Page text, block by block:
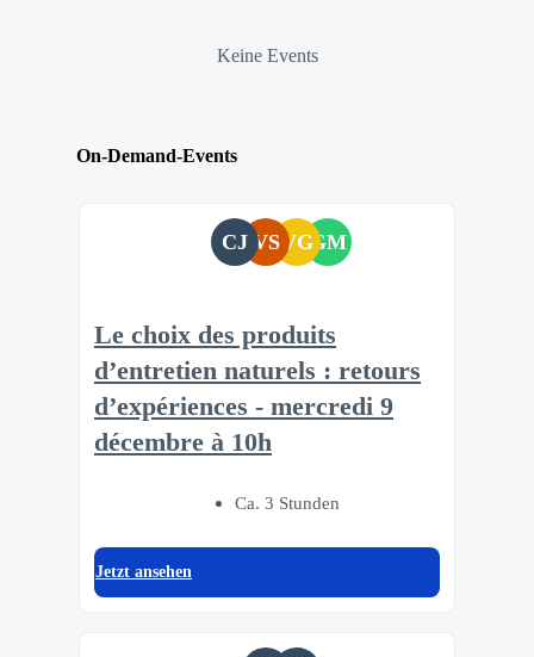
Keine Events
On-Demand-Events
CJ VS VGGM
Le choix des produits
d’entretien naturels : retours
d’expériences - mercredi 9
décembre à 10h
Ca. 3 Stunden
Jetzt ansehen